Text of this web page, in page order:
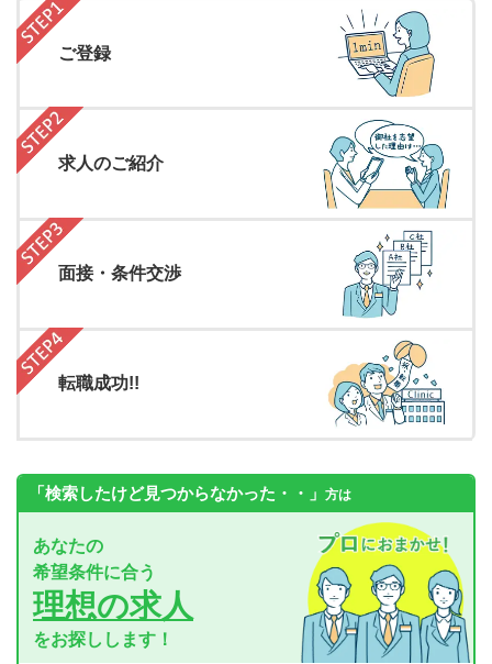
ご登録
求人のご紹介
面接・条件交渉
転職成功!!
「検索したけど見つからなかった・・」 方は
あなたの
希望条件に合う
理想の求人
をお探しします！